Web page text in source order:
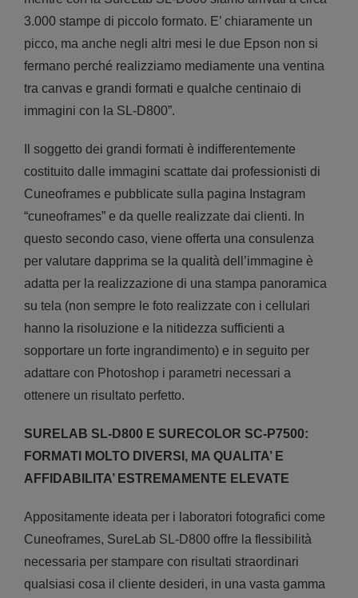
3.000 stampe di piccolo formato. E’ chiaramente un
picco, ma anche negli altri mesi le due Epson non si
fermano perché realizziamo mediamente una ventina
tra canvas e grandi formati e qualche centinaio di
immagini con la SL-D800”.
Il soggetto dei grandi formati è indifferentemente
costituito dalle immagini scattate dai professionisti di
Cuneoframes e pubblicate sulla pagina Instagram
“cuneoframes” e da quelle realizzate dai clienti. In
questo secondo caso, viene offerta una consulenza
per valutare dapprima se la qualità dell’immagine è
adatta per la realizzazione di una stampa panoramica
su tela (non sempre le foto realizzate con i cellulari
hanno la risoluzione e la nitidezza sufficienti a
sopportare un forte ingrandimento) e in seguito per
adattare con Photoshop i parametri necessari a
ottenere un risultato perfetto.
SURELAB SL-D800 E SURECOLOR SC-P7500:
FORMATI MOLTO DIVERSI, MA QUALITA’ E
AFFIDABILITA’ ESTREMAMENTE ELEVATE
Appositamente ideata per i laboratori fotografici come
Cuneoframes, SureLab SL-D800 offre la flessibilità
necessaria per stampare con risultati straordinari
qualsiasi cosa il cliente desideri, in una vasta gamma